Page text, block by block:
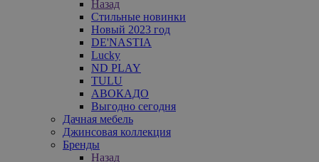
Назад
Стильные новинки
Новый 2023 год
DE'NASTIA
Lucky
ND PLAY
TULU
АВОКАДО
Выгодно сегодня
Дачная мебель
Джинсовая коллекция
Бренды
Назад